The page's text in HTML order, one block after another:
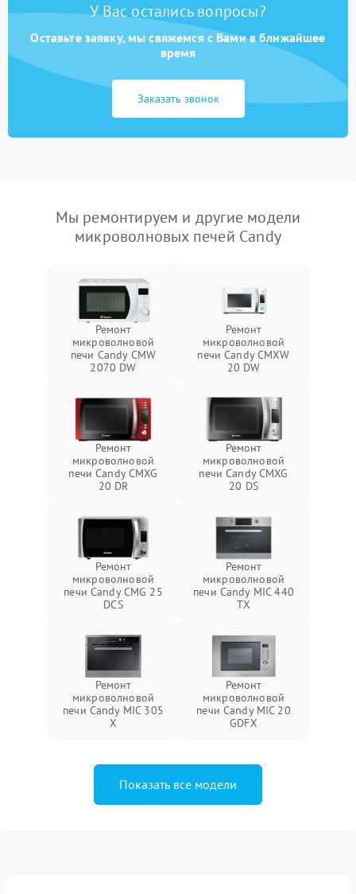
У Вас остались вопросы?
Оставьте заявку, мы свяжемся с Вами в ближайшее
время
Заказать звонок
Мы ремонтируем и другие модели
микроволновых печей Candy
Ремонт
микроволновой
печи Candy CMW
2070 DW
Ремонт
микроволновой
печи Candy CMXW
20 DW
Ремонт
микроволновой
печи Candy CMXG
20 DR
Ремонт
микроволновой
печи Candy CMXG
20 DS
Ремонт
микроволновой
печи Candy CMG 25
DCS
Ремонт
микроволновой
печи Candy MIC 440
TX
Ремонт
микроволновой
печи Candy MIC 305
X
Ремонт
микроволновой
печи Candy MIC 20
GDFX
Показать все модели